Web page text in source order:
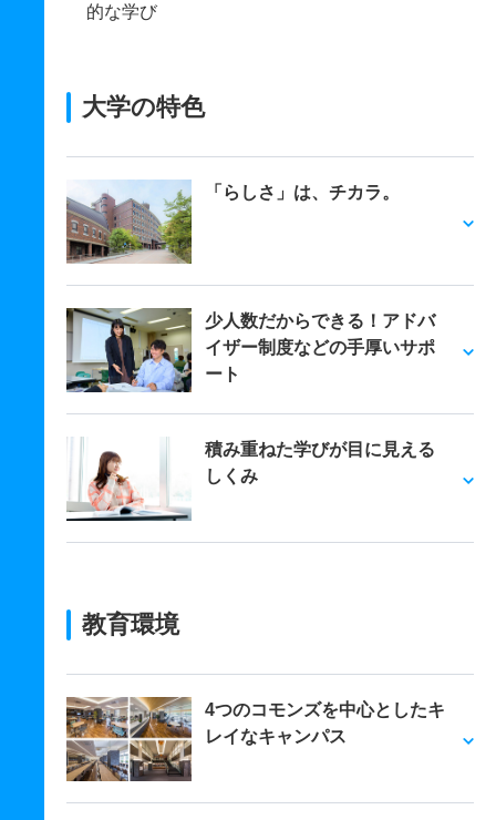
的な学び
大学の特色
「らしさ」は、チカラ。
少人数だからできる！アドバ
イザー制度などの手厚いサポ
ート
積み重ねた学びが目に見える
しくみ
教育環境
4つのコモンズを中心としたキ
レイなキャンパス